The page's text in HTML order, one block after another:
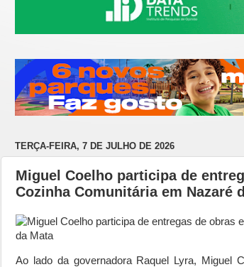
TERÇA-FEIRA, 7 DE JULHO DE 2026
Miguel Coelho participa de
Cozinha Comunitária em Nazaré
Ao lado da governadora Raquel Lyra, Miguel